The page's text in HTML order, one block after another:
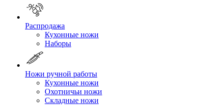
Распродажа
Кухонные ножи
Наборы
Ножи ручной работы
Кухонные ножи
Охотничьи ножи
Складные ножи